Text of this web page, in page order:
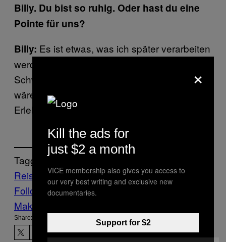
Billy. Du bist so ruhig. Oder hast du eine
Pointe für uns?
Billy: Es ist etwas, was ich später verarbeiten
werde. Jetzt erstmal, habe ich einen
Schweinehunger. Ein Gang zu McDonald´s
wäre jetzt ein weitaus höheres religiöses
Erlebnis!
Tagged:
Reisen
Vice Blog
Follow Us On Discover
Make Us Preferred In Top Stories
Share:
×
Kill the ads for
just $2 a month
VICE membership also gives you access to
our very best writing and exclusive new
documentaries.
Support for $2